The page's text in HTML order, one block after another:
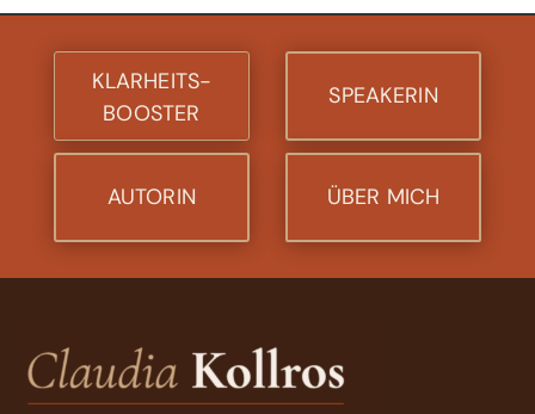
KLARHEITS-
BOOSTER
SPEAKERIN
AUTORIN ÜBER MICH